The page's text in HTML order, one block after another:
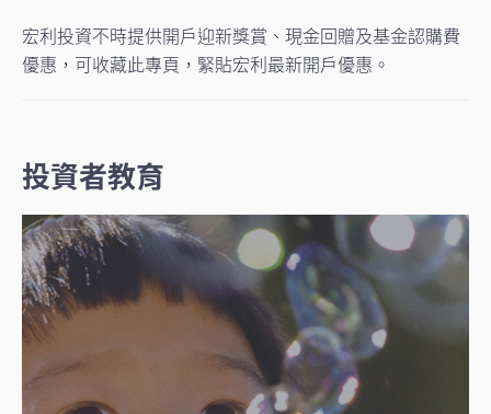
宏利投資不時提供開戶迎新獎賞、現金回贈及基金認購費
優惠，可收藏此專頁，緊貼宏利最新開戶優惠。
投資者教育